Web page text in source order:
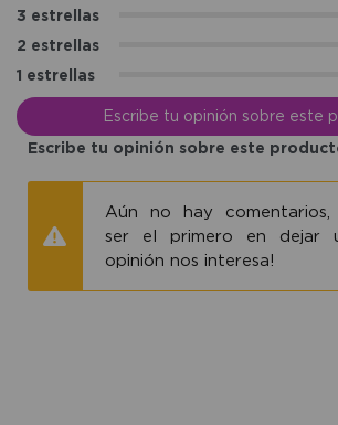
3 estrellas
2 estrellas
1 estrellas
Escribe tu opinión sobre este
Escribe tu opinión sobre este
Aún no hay comentarios,
ser el primero en dejar
opinión nos interesa!